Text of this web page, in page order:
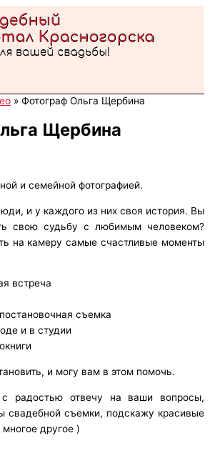
Фотограф Ольга Щербина
Щербина
и семейной фотографией.
и у каждого из них своя история. Вы
свою судьбу с любимым человеком?
на камеру самые счастливые моменты
встреча
съемка
и в студии
и могу вам в этом помочь.
радостью отвечу на ваши вопросы,
свадебной съемки, подскажу красивые
другое )